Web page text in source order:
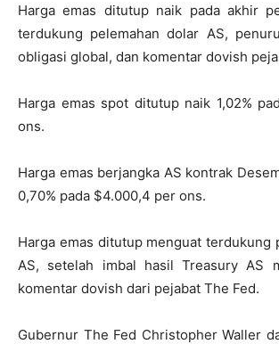
Harga emas ditutup naik pada akhir
terdukung pelemahan dolar AS,
obligasi global, dan komentar dovish
Harga emas spot ditutup naik 1,02%
ons.
Harga emas berjangka AS kontrak
0,70% pada $4.000,4 per ons.
Harga emas ditutup menguat terdukung
AS, setelah imbal hasil Treasury AS
komentar dovish dari pejabat The Fed.
Gubernur The Fed Christopher Waller